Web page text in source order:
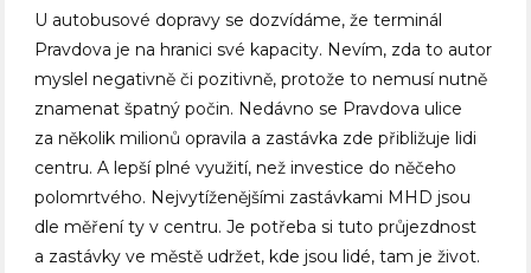
U autobusové dopravy se dozvídáme, že terminál
Pravdova je na hranici své kapacity. Nevím, zda to autor
myslel negativně či pozitivně, protože to nemusí nutně
znamenat špatný počin. Nedávno se Pravdova ulice
za několik milionů opravila a zastávka zde přibližuje lidi
centru. A lepší plné využití, než investice do něčeho
polomrtvého. Nejvytíženějšími zastávkami MHD jsou
dle měření ty v centru. Je potřeba si tuto průjezdnost
a zastávky ve městě udržet, kde jsou lidé, tam je život.